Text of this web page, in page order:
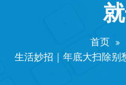
首页
生活妙招｜年底大扫除别